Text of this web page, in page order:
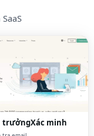
trưởngXác minh